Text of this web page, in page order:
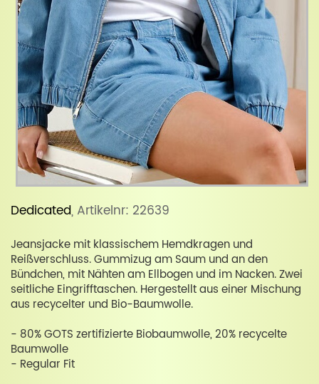
Dedicated, Artikelnr: 22639
Jeansjacke mit klassischem Hemdkragen und
Reißverschluss. Gummizug am Saum und an den
Bündchen, mit Nähten am Ellbogen und im Nacken. Zwei
seitliche Eingrifftaschen. Hergestellt aus einer Mischung
aus recycelter und Bio-Baumwolle.
- 80% GOTS zertifizierte Biobaumwolle, 20% recycelte
Baumwolle
- Regular Fit